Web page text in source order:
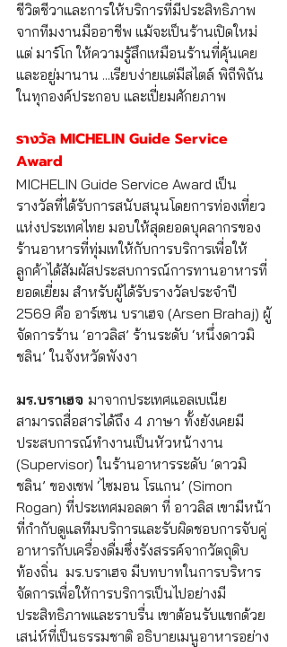
ชีวิตชีวาและการให้บริการที่มีประสิทธิภาพ
จากทีมงานมืออาชีพ แม้จะเป็นร้านเปิดใหม่
แต่ มาร์โก ให้ความรู้สึกเหมือนร้านที่คุ้นเคย
และอยู่มานาน ...เรียบง่ายแต่มีสไตล์ พิถีพิถัน
ในทุกองค์ประกอบ และเปี่ยมศักยภาพ
รางวัล MICHELIN Guide Service
Award
MICHELIN Guide Service Award เป็น
รางวัลที่ได้รับการสนับสนุนโดยการท่องเที่ยว
แห่งประเทศไทย มอบให้สุดยอดบุคลากรของ
ร้านอาหารที่ทุ่มเทให้กับการบริการเพื่อให้
ลูกค้าได้สัมผัสประสบการณ์การทานอาหารที่
ยอดเยี่ยม สำหรับผู้ได้รับรางวัลประจำปี
2569 คือ อาร์เซน บราเฮจ (Arsen Brahaj) ผู้
จัดการร้าน ‘อาวลิส’ ร้านระดับ ‘หนึ่งดาวมิ
ชลิน’ ในจังหวัดพังงา
มร.บราเฮจ มาจากประเทศแอลเบเนีย
สามารถสื่อสารได้ถึง 4 ภาษา ทั้งยังเคยมี
ประสบการณ์ทำงานเป็นหัวหน้างาน
(Supervisor) ในร้านอาหารระดับ ‘ดาวมิ
ชลิน’ ของเชฟ ‘ไซมอน โรแกน’ (Simon
Rogan) ที่ประเทศมอลตา ที่ อาวลิส เขามีหน้า
ที่กำกับดูแลทีมบริการและรับผิดชอบการจับคู่
อาหารกับเครื่องดื่มซึ่งรังสรรค์จากวัตถุดิบ
ท้องถิ่น  มร.บราเฮจ มีบทบาทในการบริหาร
จัดการเพื่อให้การบริการเป็นไปอย่างมี
ประสิทธิภาพและราบรื่น เขาต้อนรับแขกด้วย
เสน่ห์ที่เป็นธรรมชาติ อธิบายเมนูอาหารอย่าง